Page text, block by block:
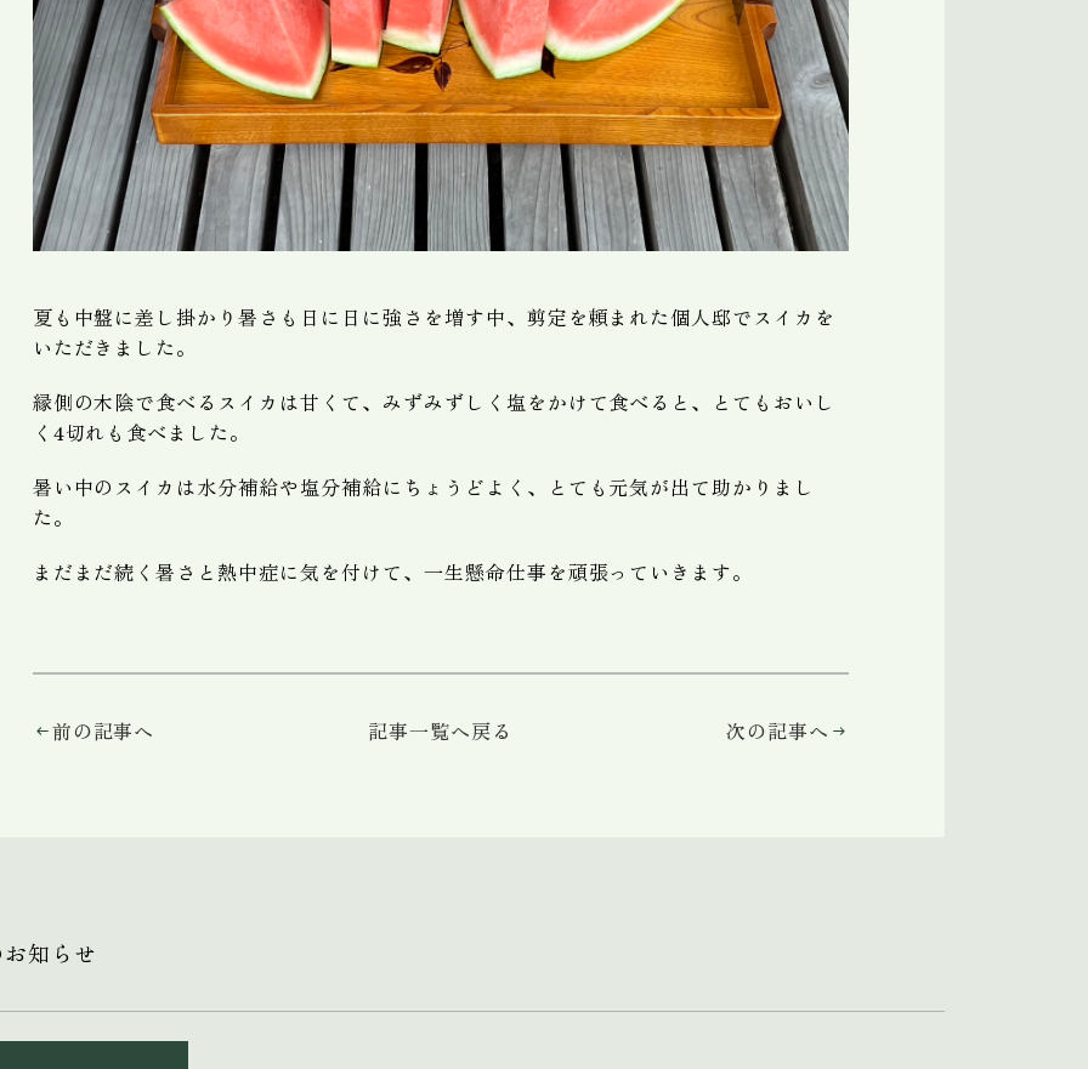
夏も中盤に差し掛かり暑さも日に日に強さを増す中、剪定を頼まれた個人邸でスイカを
いただきました。
縁側の木陰で食べるスイカは甘くて、みずみずしく塩をかけて食べると、とてもおいし
く4切れも食べました。
暑い中のスイカは水分補給や塩分補給にちょうどよく、とても元気が出て助かりまし
た。
まだまだ続く暑さと熱中症に気を付けて、一生懸命仕事を頑張っていきます。
前の記事へ 記事一覧へ戻る 次の記事へ
知らせ